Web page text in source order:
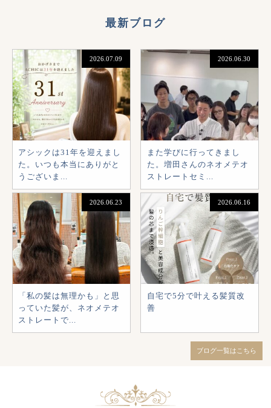
最新ブログ
2026.07.09
アシックは31年を迎えまし
た。いつも本当にありがと
うございま...
2026.06.30
また学びに行ってきまし
た。増田さんのネオメテオ
ストレートセミ...
2026.06.23
「私の髪は無理かも」と思
っていた髪が、ネオメテオ
ストレートで...
2026.06.16
自宅で5分で叶える髪質改
善
ブログ一覧はこちら